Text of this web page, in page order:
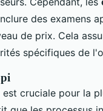
des examens
de prix. Cela
spécifiques de
est cruciale pour la